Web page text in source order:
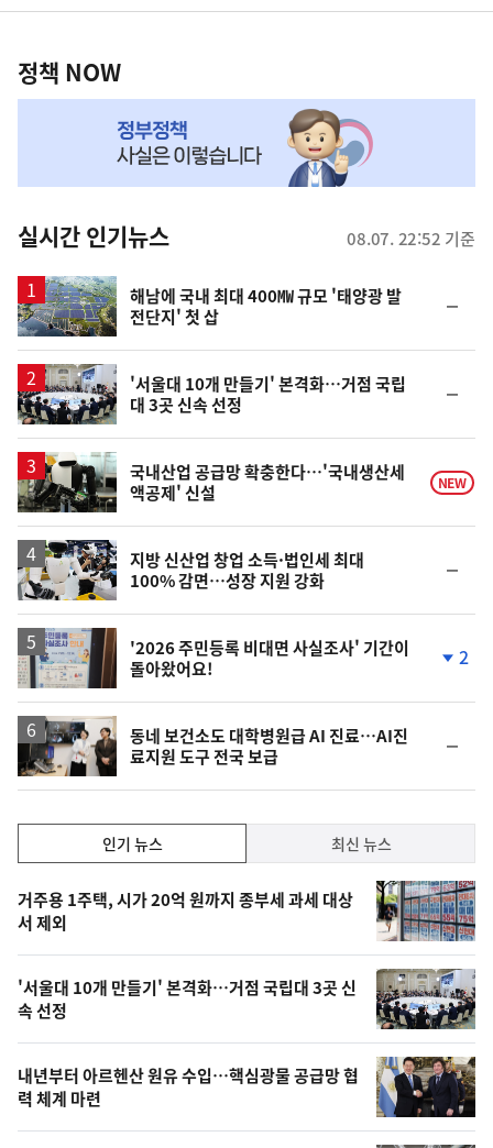
영
책
NOW,
뉴
스
정책 NOW
실시간 인기뉴스 08.07. 22:52 기준
해남에 국내 최대 400㎿ 규모 '태양광 발
전단지' 첫 삽
일
'서울대 10개 만들기' 본격화…거점 국립
대 3곳 신속 선정
일
국내산업 공급망 확충한다…'국내생산세
액공제' 신설
NEW
지방 신산업 창업 소득·법인세 최대
100% 감면…성장 지원 강화
일
'2026 주민등록 비대면 사실조사' 기간이
돌아왔어요!
2
동네 보건소도 대학병원급 AI 진료…AI진
료지원 도구 전국 보급
일
기,
최
신,
오
늘
의
영
상
인기 뉴스 최신 뉴스
기
뉴
스
거주용 1주택, 시가 20억 원까지 종부세 과세 대상
서 제외
'서울대 10개 만들기' 본격화…거점 국립대 3곳 신
속 선정
내년부터 아르헨산 원유 수입…핵심광물 공급망 협
력 체계 마련